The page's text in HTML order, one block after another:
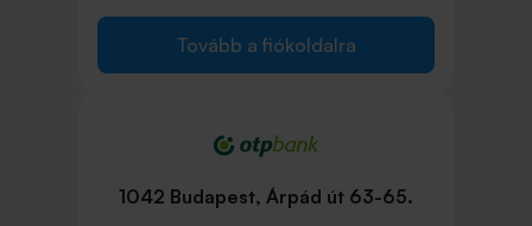
Tovább a fiókoldalra
1042 Budapest, Árpád út 63-65.